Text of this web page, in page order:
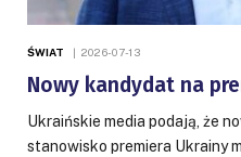
ŚWIAT 2026-07-13
Nowy kandydat na
Ukraińskie media podają, że
stanowisko premiera Ukrainy